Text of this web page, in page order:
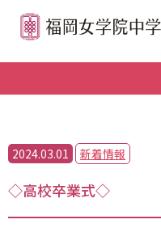
2024.03.01 新着情報
◇高校卒業式◇